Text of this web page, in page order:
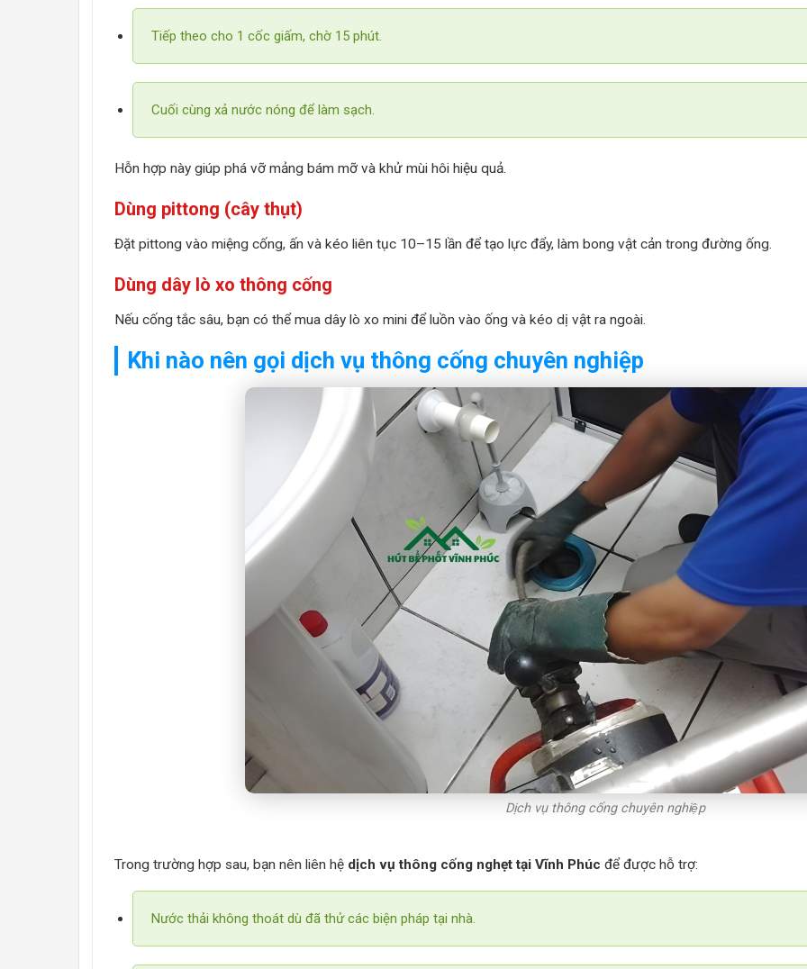
Tiếp theo cho 1 cốc giấm, chờ 15 phút.
Cuối cùng xả nước nóng để làm sạch.
Hỗn hợp này giúp phá vỡ mảng bám mỡ và khử mùi hôi hiệu quả.
Dùng pittong (cây thụt)
Đặt pittong vào miệng cống, ấn và kéo liên tục 10–15 lần để tạo lực đẩy, làm bong vật cản trong đường ống.
Dùng dây lò xo thông cống
Nếu cống tắc sâu, bạn có thể mua dây lò xo mini để luồn vào ống và kéo dị vật ra ngoài.
Khi nào nên gọi dịch vụ thông cống chuyên nghiệp
Dịch vụ thông cống chuyên nghiệp
Trong trường hợp sau, bạn nên liên hệ dịch vụ thông cống nghẹt tại Vĩnh Phúc để được hỗ trợ:
Nước thải không thoát dù đã thử các biện pháp tại nhà.